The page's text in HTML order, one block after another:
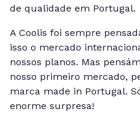
de qualidade em Portugal.
A Coolis foi sempre
isso o mercado
nossos planos. Mas
nosso primeiro mercado,
marca made in Portugal.
enorme surpresa!